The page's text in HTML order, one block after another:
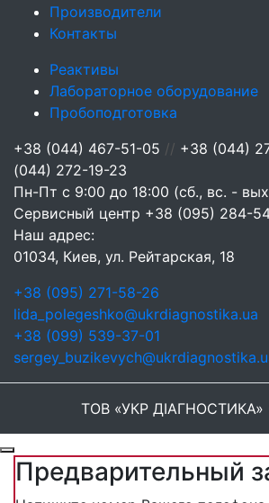
Производители
Контакты
Реактивы
Лабораторное оборудование
Пробоподготовка
+38 (044) 467-51-05 // +38 (044)
(044) 272-19-23
Пн-Пт с 9:00 до 18:00 (сб., вс. -
Сервисный центр +38 (095) 284-
Наш адрес:
01034, Киев, ул. Рейтарская, 18
+38 (095) 271-58-26
lida_polegeshko@ukrdiagnostika.ua
+38 (099) 539-37-01
ТОВ «УКР
Предварительный